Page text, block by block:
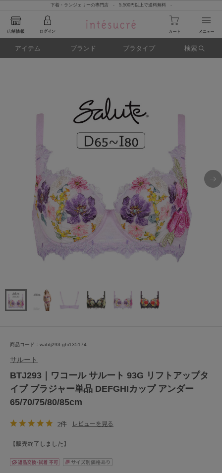
下着・ランジェリーの専門店 - 5,500円以上で送料無料 -
アイテム ブランド ブラタイプ 検索
商品コード：wabtj293-ghi135174
サルート
BTJ293｜ワコール サルート 93G リフトアップタ
イプ ブラジャー単品 DEFGHIカップ アンダー
65/70/75/80/85cm
2件 レビューを見る
【販売終了しました】